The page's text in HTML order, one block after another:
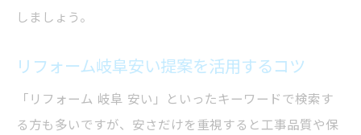
しましょう。
リフォーム岐阜安い提案を活用するコツ
「リフォーム 岐阜 安い」といったキーワードで検索す
る方も多いですが、安さだけを重視すると工事品質や保